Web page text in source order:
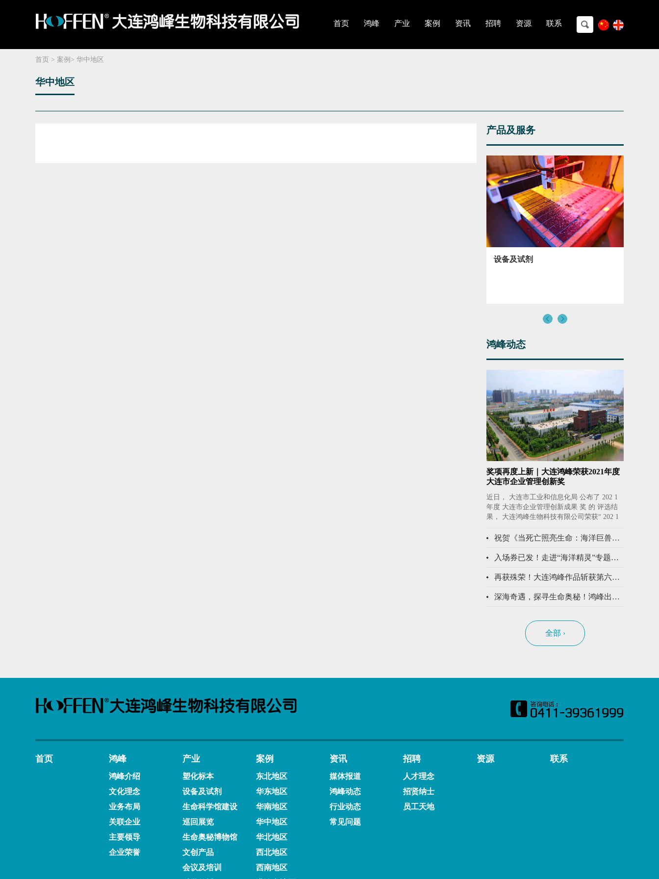
首页 鸿峰 产业 案例 资讯 招聘 资源 联系
鸿峰介绍 文化理念 业务布局 关联企业 主要领导 企业荣誉
塑化标本 设备及试剂 生命科学馆建设 巡回展览 生命奥秘博物馆
东北地区 华东地区 华南地区 华中地区 华北地区 西北地区 西南地区
媒体报道 鸿峰动态 行业动态 常见问题
人才理念 招贤纳士 员工天地
首页 > 案例 > 华中地区
华中地区
产品及服务
鸿峰动态
奖项再度上新｜大连鸿峰荣获2021年度
大连市企业管理创新奖
近日， 大连市工业和信息化局 公布了 202 1
年度 大连市企业管理创新成果 奖 的 评选结
果， 大连鸿峰生物科技有限公司荣获“ 202 1
连鸿峰以习近
祝贺《当死亡照亮生命：海洋巨兽解剖手记》正式出版发行
入场券已发！走进“海洋精灵”专题展，开启现实版“阿凡达”探秘海洋之旅
再获殊荣！大连鸿峰作品斩获第六届中国动物标本大赛一等奖
深海奇遇，探寻生命奥秘！鸿峰出品白鲸标本亮相国家自然博物馆
全部 ›
首页 鸿峰
鸿峰介绍
文化理念
业务布局
关联企业
主要领导
企业荣誉
产业
塑化标本
设备及试剂
生命科学馆建设
巡回展览
生命奥秘博物馆
文创产品
会议及培训
案例
东北地区
华东地区
华南地区
华中地区
华北地区
西北地区
西南地区
资讯
媒体报道
鸿峰动态
行业动态
常见问题
招聘
人才理念
招贤纳士
员工天地
资源 联系